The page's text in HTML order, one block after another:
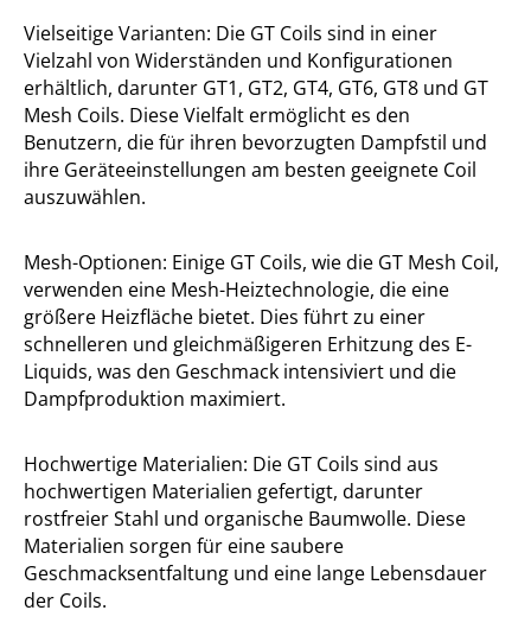
Vielseitige Varianten: Die GT Coils sind in einer
Vielzahl von Widerständen und Konfigurationen
erhältlich, darunter GT1, GT2, GT4, GT6, GT8 und GT
Mesh Coils. Diese Vielfalt ermöglicht es den
Benutzern, die für ihren bevorzugten Dampfstil und
ihre Geräteeinstellungen am besten geeignete Coil
auszuwählen.
Mesh-Optionen: Einige GT Coils, wie die GT Mesh Coil,
verwenden eine Mesh-Heiztechnologie, die eine
größere Heizfläche bietet. Dies führt zu einer
schnelleren und gleichmäßigeren Erhitzung des E-
Liquids, was den Geschmack intensiviert und die
Dampfproduktion maximiert.
Hochwertige Materialien: Die GT Coils sind aus
hochwertigen Materialien gefertigt, darunter
rostfreier Stahl und organische Baumwolle. Diese
Materialien sorgen für eine saubere
Geschmacksentfaltung und eine lange Lebensdauer
der Coils.